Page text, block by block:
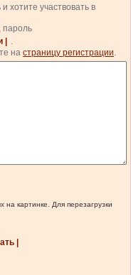
хотите участвовать в
, пароль
|
.
на страницу регистрации.
картинке. Для перезагрузки
|